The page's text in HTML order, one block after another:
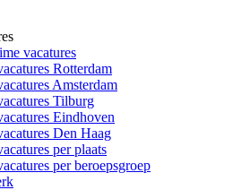
vacatures
Rotterdam
Amsterdam
Tilburg
Eindhoven
Den Haag
per plaats
per beroepsgroep